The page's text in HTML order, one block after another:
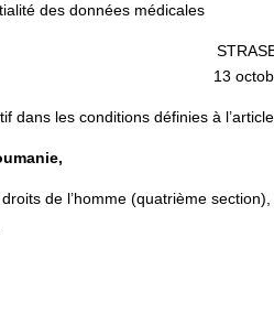
des données médicales
13
dans les conditions définies à
de l’homme (quatrième